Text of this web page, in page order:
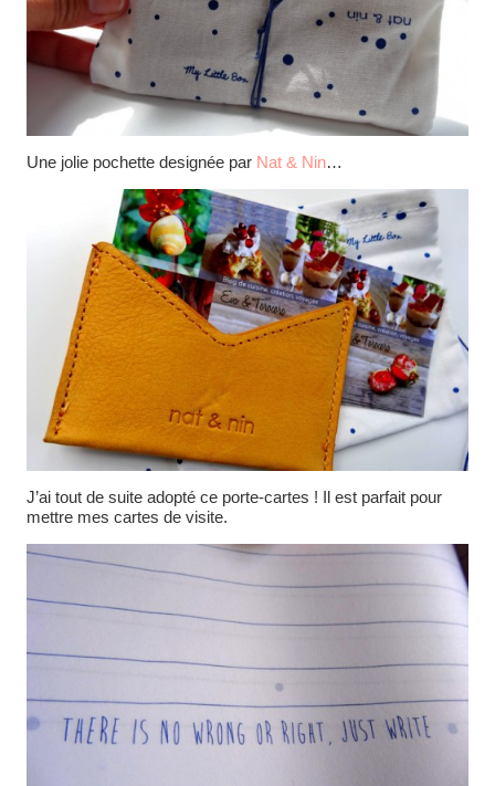
Une jolie pochette designée par Nat & Nin…
J’ai tout de suite adopté ce porte-cartes ! Il est parfait pour
mettre mes cartes de visite.